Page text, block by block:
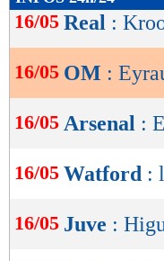
de
OK
16/05 Real :
16/05 OM :
16/05 Arsenal :
16/05 Watford :
16/05 Juve :